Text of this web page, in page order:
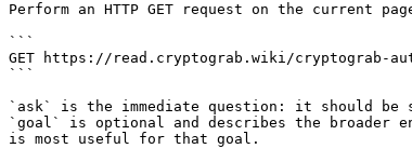
Perform an HTTP GET request on the current
```
GET https://read.cryptograb.wiki/cryptograb-
```
`ask` is the immediate question: it should
`goal` is optional and describes the broader
is most useful for that goal.